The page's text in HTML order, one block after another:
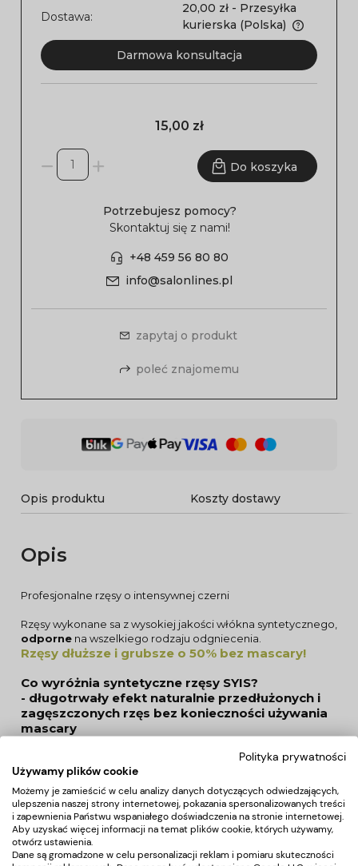
Dostawa:
20,00 zł - Przesyłka
kurierska (Polska)
Darmowa konsultacja
15,00 zł
Do koszyka
Potrzebujesz pomocy?
Skontaktuj się z nami!
+48 459 56 80 80
info@salonlines.pl
zapytaj o produkt
poleć znajomemu
Opis produktu Koszty dostawy
Opis
Profesjonalne rzęsy o intensywnej czerni
Rzęsy wykonane sa z wysokiej jakości włókna syntetycznego,
odporne na wszelkiego rodzaju odgniecenia.
Rzęsy dłuższe i grubsze o 50% bez mascary!
Co wyróżnia syntetyczne rzęsy SYIS?
- długotrwały efekt naturalnie przedłużonych i
zagęszczonych rzęs bez konieczności używania
mascary
- odporność są na wodę, ciepło i odgniecenia
- bezbolesna aplikacja bez negatywnego
wpływu na powieki i naturalne rzęsy
Produkty SYIS do przedłużania i zagęszczania
Polityka prywatności
Używamy plików cookie
Możemy je zamieścić w celu analizy danych dotyczących odwiedzających,
ulepszenia naszej strony internetowej, pokazania spersonalizowanych treści
i zapewnienia Państwu wspaniałego doświadczenia na stronie internetowej.
Aby uzyskać więcej informacji na temat plików cookie, których używamy,
otwórz ustawienia.
Dane są gromadzone w celu personalizacji reklam i pomiaru skuteczności